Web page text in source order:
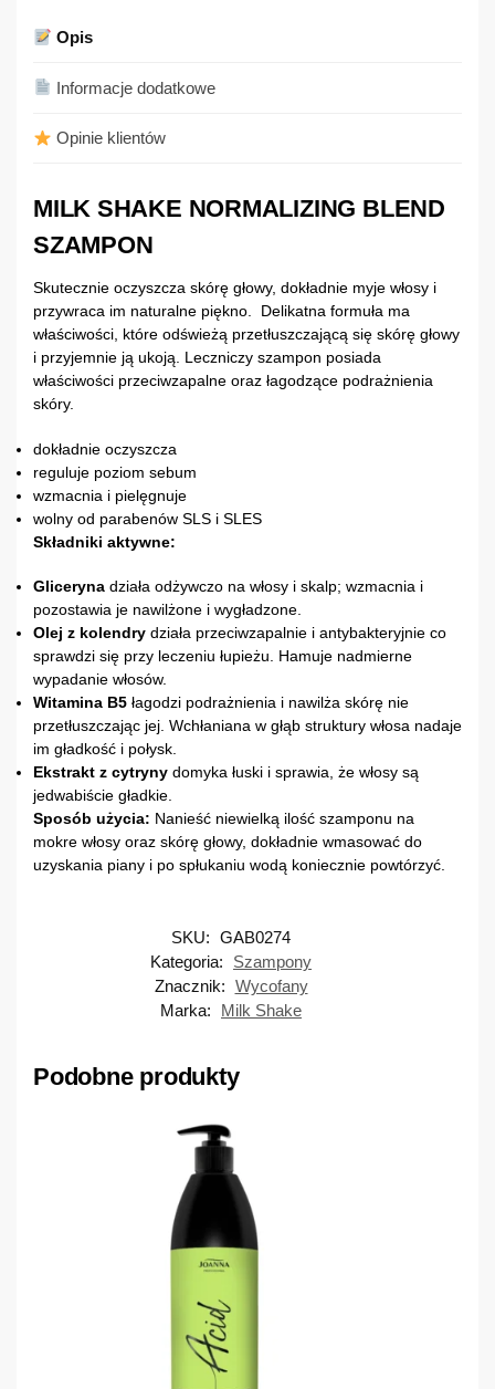
Opis
Informacje dodatkowe
Opinie klientów
MILK SHAKE NORMALIZING BLEND
SZAMPON
Skutecznie oczyszcza skórę głowy, dokładnie myje włosy i
przywraca im naturalne piękno. Delikatna formuła ma
właściwości, które odświeżą przetłuszczającą się skórę głowy
i przyjemnie ją ukoją. Leczniczy szampon posiada
właściwości przeciwzapalne oraz łagodzące podrażnienia
skóry.
dokładnie oczyszcza
reguluje poziom sebum
wzmacnia i pielęgnuje
wolny od parabenów SLS i SLES
Składniki aktywne:
Gliceryna działa odżywczo na włosy i skalp; wzmacnia i
pozostawia je nawilżone i wygładzone.
Olej z kolendry działa przeciwzapalnie i antybakteryjnie co
sprawdzi się przy leczeniu łupieżu. Hamuje nadmierne
wypadanie włosów.
Witamina B5 łagodzi podrażnienia i nawilża skórę nie
przetłuszczając jej. Wchłaniana w głąb struktury włosa nadaje
im gładkość i połysk.
Ekstrakt z cytryny domyka łuski i sprawia, że włosy są
jedwabiście gładkie.
Sposób użycia: Nanieść niewielką ilość szamponu na
mokre włosy oraz skórę głowy, dokładnie wmasować do
uzyskania piany i po spłukaniu wodą koniecznie powtórzyć.
SKU: GAB0274
Kategoria:
Szampony
Znacznik: Wycofany
Marka:
Milk Shake
Podobne produkty